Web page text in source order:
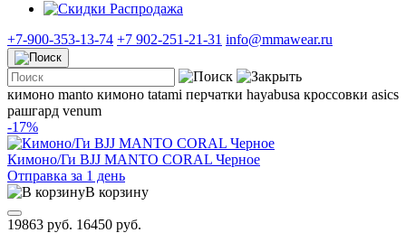
Распродажа
+7-900-353-13-74 +7 902-251-21-31 info@mmawear.ru
кимоно manto кимоно tatami перчатки hayabusa кроссовки asics
рашгард venum
-17%
Кимоно/Ги BJJ MANTO CORAL Черное
Отправка за 1 день
В корзину
19863 руб. 16450 руб.